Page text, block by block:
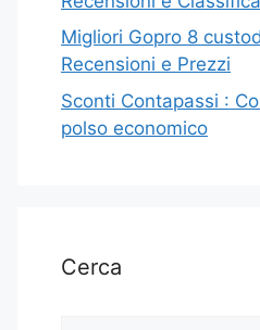
Migliori Gopro 8
Recensioni e Prezzi
Sconti Contapassi :
polso economico
Cerca